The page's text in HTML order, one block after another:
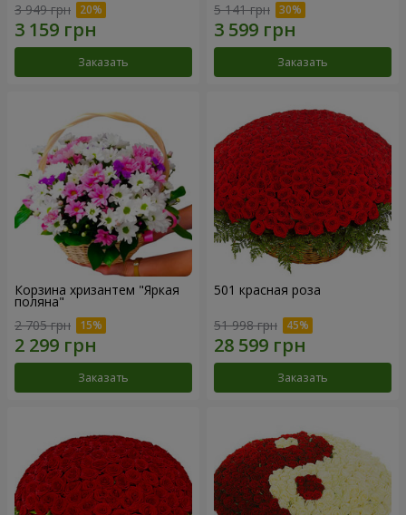
3 949 грн
Заказать
5 141 грн
Заказать
Корзина хризантем "Яркая
поляна"
2 705 грн
Заказать
501 красная роза
51 998 грн
Заказать